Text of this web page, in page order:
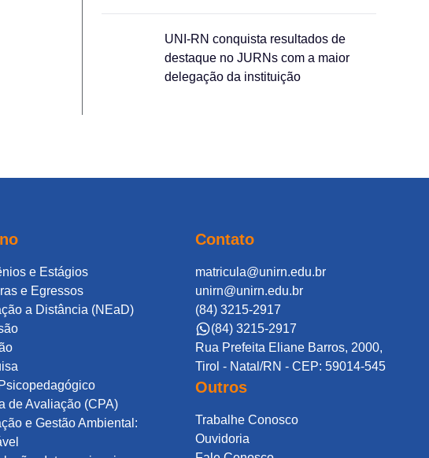
UNI-RN conquista resultados de
destaque no JURNs com a maior
delegação da instituição
e Estágios
e Egressos
a Distância (NEaD)
de Avaliação (CPA)
e Gestão Ambiental:
Contato
matricula@unirn.edu.br
unirn@unirn.edu.br
(84) 3215-2917
(84) 3215-2917
Rua Prefeita Eliane Barros, 2000,
Tirol - Natal/RN - CEP: 59014-545
Outros
Trabalhe Conosco
Ouvidoria